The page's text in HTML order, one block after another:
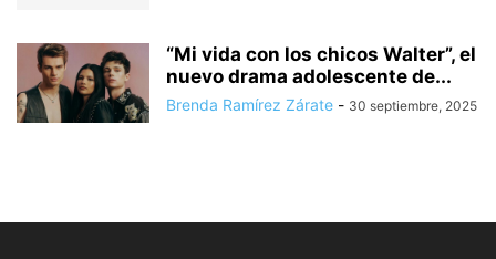
“Mi vida con los chicos Walter”, el
nuevo drama adolescente de...
Brenda Ramírez Zárate - 30 septiembre, 2025